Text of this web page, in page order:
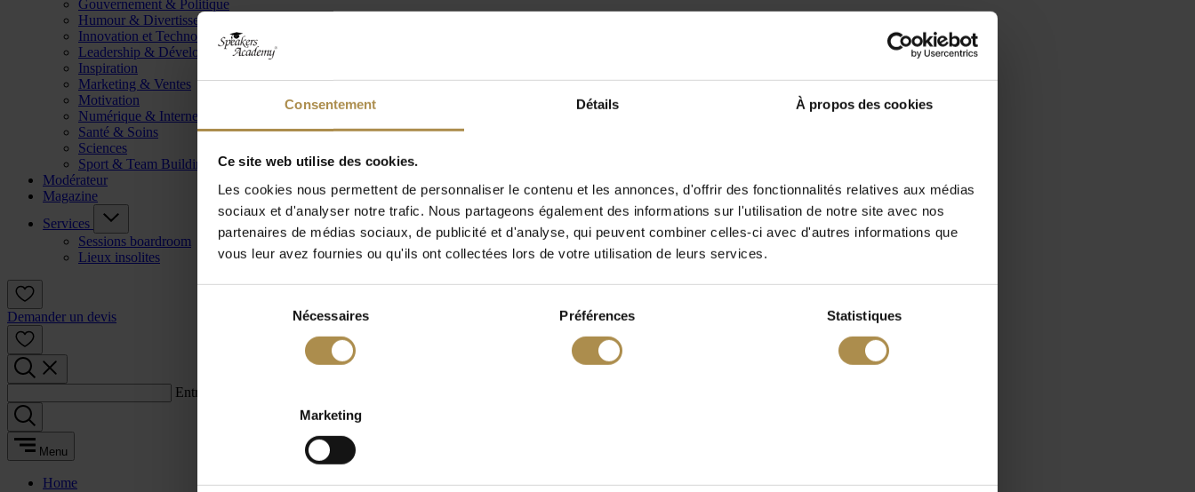
Consentement Détails À propos des cookies
Ce site web utilise des cookies.
Les cookies nous permettent de personnaliser le contenu et les annonces, d'offrir des fonctionnalités relatives aux médias
sociaux et d'analyser notre trafic. Nous partageons également des informations sur l'utilisation de notre site avec nos
partenaires de médias sociaux, de publicité et d'analyse, qui peuvent combiner celles-ci avec d'autres informations que
vous leur avez fournies ou qu'ils ont collectées lors de votre utilisation de leurs services.
Nécessaires Préférences Statistiques
Marketing
Gouvernement & Politique
Humour & Divertissement
Innovation et Technologie
Leadership & Développement
Inspiration
Marketing & Ventes
Motivation
Numérique & Internet
Santé & Soins
Sciences
Sport & Team Building
Modérateur
Magazine
Services
Sessions boardroom
Lieux insolites
Demander un devis
Entrez un terme de recherche :
Menu
Home